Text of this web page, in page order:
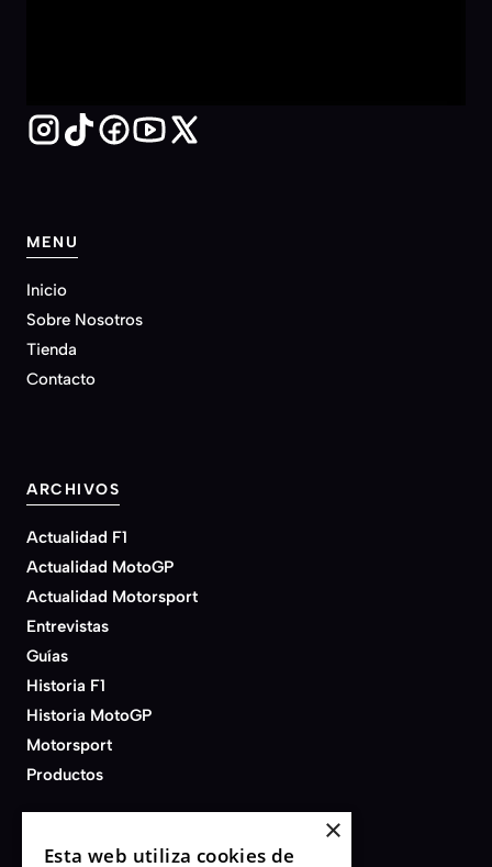
MENU
Inicio
Sobre Nosotros
Tienda
Contacto
ARCHIVOS
Actualidad F1
Actualidad MotoGP
Actualidad Motorsport
Entrevistas
Guías
Historia F1
Historia MotoGP
Motorsport
Productos
×
Esta web utiliza cookies de